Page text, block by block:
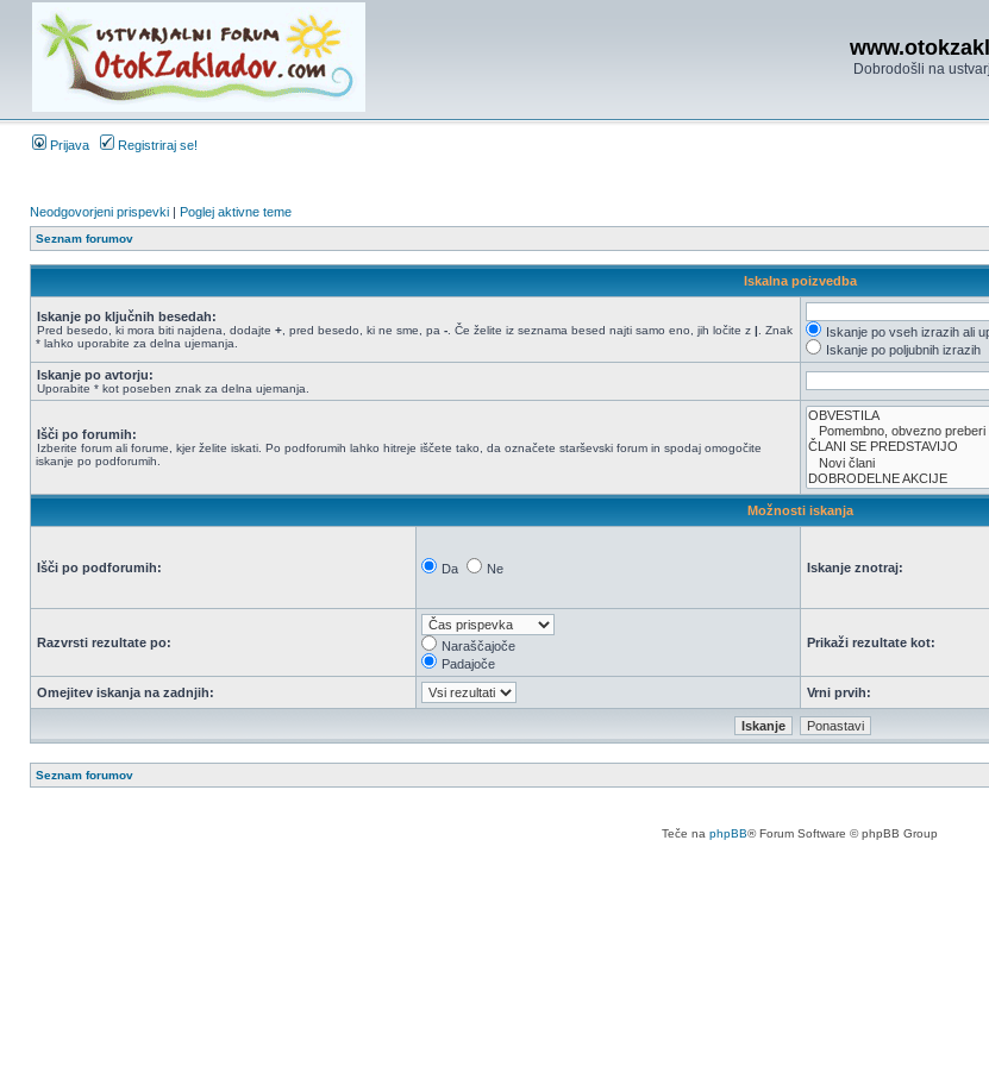
Dobrodošli na
Prijava Registriraj se!
Neodgovorjeni prispevki | Poglej aktivne teme
Seznam forumov
Iskalna poizvedba
Iskanje po ključnih besedah:
Pred besedo, ki mora biti najdena, dodajte + , pred besedo, ki ne sme, pa - . Če želite iz seznama besed najti samo eno, jih ločite z | . Znak
* lahko uporabite za delna ujemanja.
Iskanje po vseh izrazih ali
Iskanje po poljubnih izrazih
Iskanje po avtorju:
Uporabite * kot poseben znak za delna ujemanja.
Išči po forumih:
Izberite forum ali forume, kjer želite iskati. Po podforumih lahko hitreje iščete tako, da označete starševski forum in spodaj omogočite
iskanje po podforumih.
Možnosti iskanja
Išči po podforumih: Da Ne Iskanje znotraj:
Razvrsti rezultate po:
Naraščajoče
Padajoče
Prikaži rezultate kot:
Omejitev iskanja na zadnjih: Vrni prvih:
Seznam forumov
Teče na phpBB® Forum Software © phpBB Group